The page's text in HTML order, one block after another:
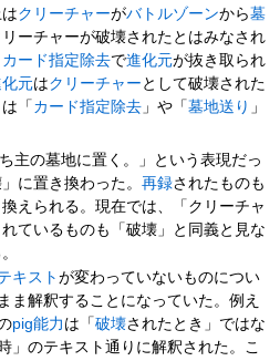
クリーチャーがバトルゾーンから墓
ーチャーが破壊されたとはみなされ
カード指定除去で進化元が抜き取られ
元はクリーチャー として破壊された
「 カード指定除去 」や「墓地送り 」
主の墓地に置く。」という表現だっ
に置き換わった。再録されたものも
えられる。現在では、「クリーチャ
ているものも「破壊」と同義と見な
キストが変わっていないものについ
ま解釈することになっていた。例え
pig能力 は「破壊されたとき」ではな
」のテキスト通りに解釈された。こ